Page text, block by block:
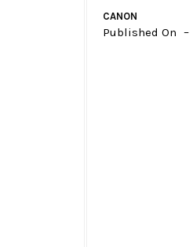
CANON
Published On